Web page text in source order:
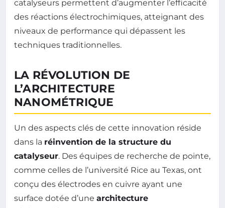
catalyseurs permettent d’augmenter l’efficacité
des réactions électrochimiques, atteignant des
niveaux de performance qui dépassent les
techniques traditionnelles.
LA RÉVOLUTION DE
L’ARCHITECTURE
NANOMÉTRIQUE
Un des aspects clés de cette innovation réside
dans la réinvention de la structure du
catalyseur. Des équipes de recherche de pointe,
comme celles de l’université Rice au Texas, ont
conçu des électrodes en cuivre ayant une
surface dotée d’une architecture